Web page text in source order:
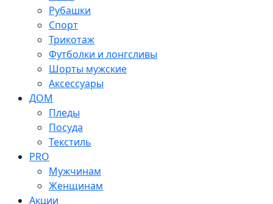
Рубашки
Спорт
Трикотаж
Футболки и лонгсливы
Шорты мужские
Аксессуары
ДОМ
Пледы
Посуда
Текстиль
PRO
Мужчинам
Женщинам
Акции